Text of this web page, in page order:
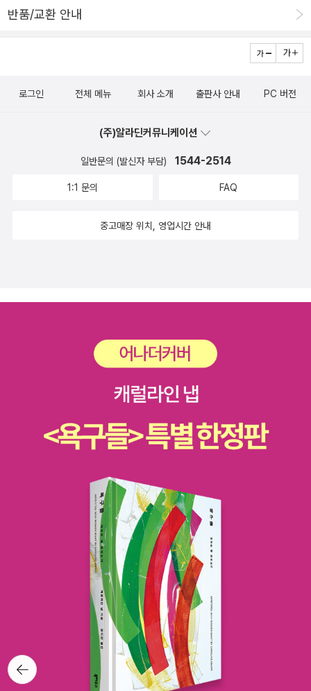
샘물을 받아들여서 내를 이루어 흐르는 숨붙이라서 언제나 스스로 새
고는, 생각씨가 싹틀 적마다 꿈을 이루고 삶을 누리는 오늘이라는 하
하늘(사내)과 땅(가시내) 사이를 이으며 노래하는 새(멧새·철새)이면
이)’입니다. 사내(머스마·아들)는 ‘작은땅(아들)’이라는 이름에 걸맞
‘별(크게 하나인 땅·딸)’이라는 이름에 알맞게 온누리를 통틀어 품고
살리는 숲빛과 같습니다. ‘땅(딸)’이라는 낱말은 별(지구)을 통째로
여서 다르며 닮은 사람길인 ‘가시내·사내’라 일컫습니다. 늘 맑고 밝게
‘마음·말·삶’은 그저 딱딱하게 굳어서 아무 싹을 못 틔우지만, 아무리
작든 크든 스스로 마음을 기울여서 씨앗 한 톨을 심으려는 꿈을 키울
적에는 이 꿈이 어느새 ‘생각씨’로 거듭나서 싹트고 자랍니다. 생각씨
를 스스로 일으켜서 마음에 심을 적에는 눈이 반짝입니다. 비록 ‘생
각’을 못 본다고 여기더라도, “생각하는 사람”이 어떠한 숨결인지 ‘눈
에 어리는 빛’으로 알아채요. 생각하며 말하는 사람은 눈이 별처럼 초
하는 사람은 눈이 안 빛나요. 마음에 두고 가꾸면서 사랑하는 별씨나
빛씨인 생각이니, 생각을 하면 나부터 살리고, 나를 마주하는 너한테
사랑빛을 베풀며, 우리가 나란히 파란하늘과 파란바다를 품는 사람으
로 이곳에 섭니다. 2025.9.29.* 새로운 우리말꽃(국어사전) 짓는 일
에 길동무 하기http://blog.naver.com/hbooklove/28525158*
‘말꽃 짓는 책숲, 숲노래’ 지기(최종규)가 쓴 책을 즐거이 장만해 주셔
도 새로운 우리말꽃(국어사전)을 짓는 길을 아름답게 도울 수 있습니
다ㅍㄹㄴ글 : 숲노래·파란놀(최종규). 낱말책을 쓴다. 《풀꽃나무 들숲
노래 동시 따라쓰기》, 《새로 쓰는 말밑 꾸러미 사전》, 《미래세대를 위
한 우리말과 문해력》, 《들꽃내음 따라 걷다가 작은책집을 보았습니
다》, 《우리말꽃》, 《쉬운 말이 평화》, 《곁말》, 《책숲마실》, 《우리말 수
구매를 망설였더니 벌써 2쇄가 나와 있어 중고가 나올때까지 기다릴
쉽게도 악마대학교 학생증은 없었음.「백 명 버튼」에 이어 기발한 아이
디어가 돋보였던 작품이었음.무지개 눈 : 김숨 연작소설 (민음사, 20
25)올해 초에 구매하였으나 읽지 않고 중고매장에 팔았던 책으로 양
는 하얀 커버를 없애버려서 조금 아쉬웠지만 다섯 분의 시각장애인들
쌓여 있어 의미있었던 책이었음. 아웃렛 : 송광용 장편소설 (나무옆의
자, 2025)출간되었다는 소식은 접하였지만 구매하지 않았는 데 예스
고 산책하다가 사고가 나 졸지에 혼자가 되어버린 하얀 고양이 ‘가을
으로 마주한다는 뜻을 풀어놓는다. ‘좋은말’을 가려쓰려 하면 ‘좁은
적에 ‘숲말’이 깨어난다. 《제비심장》을 읽는 동안 목소리가 몹시 아쉬
더라. 굳이 목소리를 앞세우면서 안 엮더라도, 그저 배 곁에서 온몸과
래하고 살림하는 하루를 옮긴다면, 걸어서 집과 일터를 오가는 길을
그린다면, 저절로 글꽃(문학)이 된다.요즈음 ‘한국 현대문학’을 보면
는 얘기도 없고, 빨래하는 삶도 없다. 아이를 낳았다지만 정작 아이하
맡길 뿐이라, 정작 어버이와 아이가 사랑을 나누면서 살림하는 보금
스스로 삶자리하고 너무 멀다고 느낀다. 글과 책에 삶이 고스란히 드
러나야 하는데, 삶을 안 쓰고 ‘삶 비슷한 모습’만 옮긴다고 느낀다.생
각해 보자. ‘성추행 늙은이 고은’이 집안일을 해본 적 있겠는가. 삶을
밥을 해먹고, 어떻게 저잣마실을 하고, 어떻게 걸어다니고, 어떻게 지
옥철이나 출퇴근시간에 시달리고, 어떻게 지치고 고되면서도, 어떻게
적에는 ‘문학’이 아닌 ‘목소리’일 뿐이다.ㅍㄹㄴ※ 글쓴이숲노래·파란
놀(최종규) : 우리말꽃(국어사전)을 씁니다. “말꽃 짓는 책숲, 숲노
래”라는 이름으로 시골인 전남 고흥에서 서재도서관·책박물관을 꾸
립니다. ‘보리 국어사전’ 편집장을 맡았고, ‘이오덕 어른 유고’를 갈무
리했습니다. 《새로 쓰는 말밑 꾸러미 사전》, 《들꽃내음 따라 걷다가
작은책집을 보았습니다》, 《우리말꽃》, 《미래세대를 위한 우리말과
문해력》, 《쉬운 말이 평화》, 《곁말》, 《곁책》, 《새로 쓰는 말밑 꾸러미
사전》, 《새로 쓰는 비슷한말 꾸러미 사전》, 《새로 쓰는 겹말 꾸러미
사전》, 《새로 쓰는 우리말 꾸러미 사전》, 《책숲마실》, 《우리말 수수
께끼 동시》, 《우리말 동시 사전》, 《우리말 글쓰기 사전》, 《이오덕 마
음 읽기》, 《시골에서 살림 짓는 즐거움》, 《숲에서 살려낸 우리말》,
반품/교환 안내
뒤로가
기
로그인 전체 메뉴 회사 소개 출판사 안내 PC 버전
(주)알라딘커뮤니케이션
일반문의 (발신자 부담) 1544-2514
1:1 문의 FAQ
중고매장 위치, 영업시간 안내